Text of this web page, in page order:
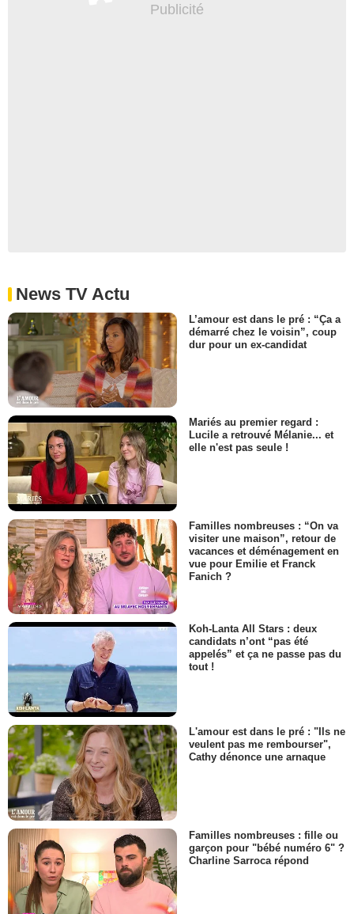
News TV Actu
L’amour est dans le pré : “Ça a
démarré chez le voisin”, coup
dur pour un ex-candidat
Mariés au premier regard :
Lucile a retrouvé Mélanie... et
elle n'est pas seule !
Familles nombreuses : “On va
visiter une maison”, retour de
vacances et déménagement en
vue pour Emilie et Franck
Fanich ?
Koh-Lanta All Stars : deux
candidats n’ont “pas été
appelés” et ça ne passe pas du
tout !
L'amour est dans le pré : "Ils ne
veulent pas me rembourser",
Cathy dénonce une arnaque
Familles nombreuses : fille ou
garçon pour "bébé numéro 6" ?
Charline Sarroca répond